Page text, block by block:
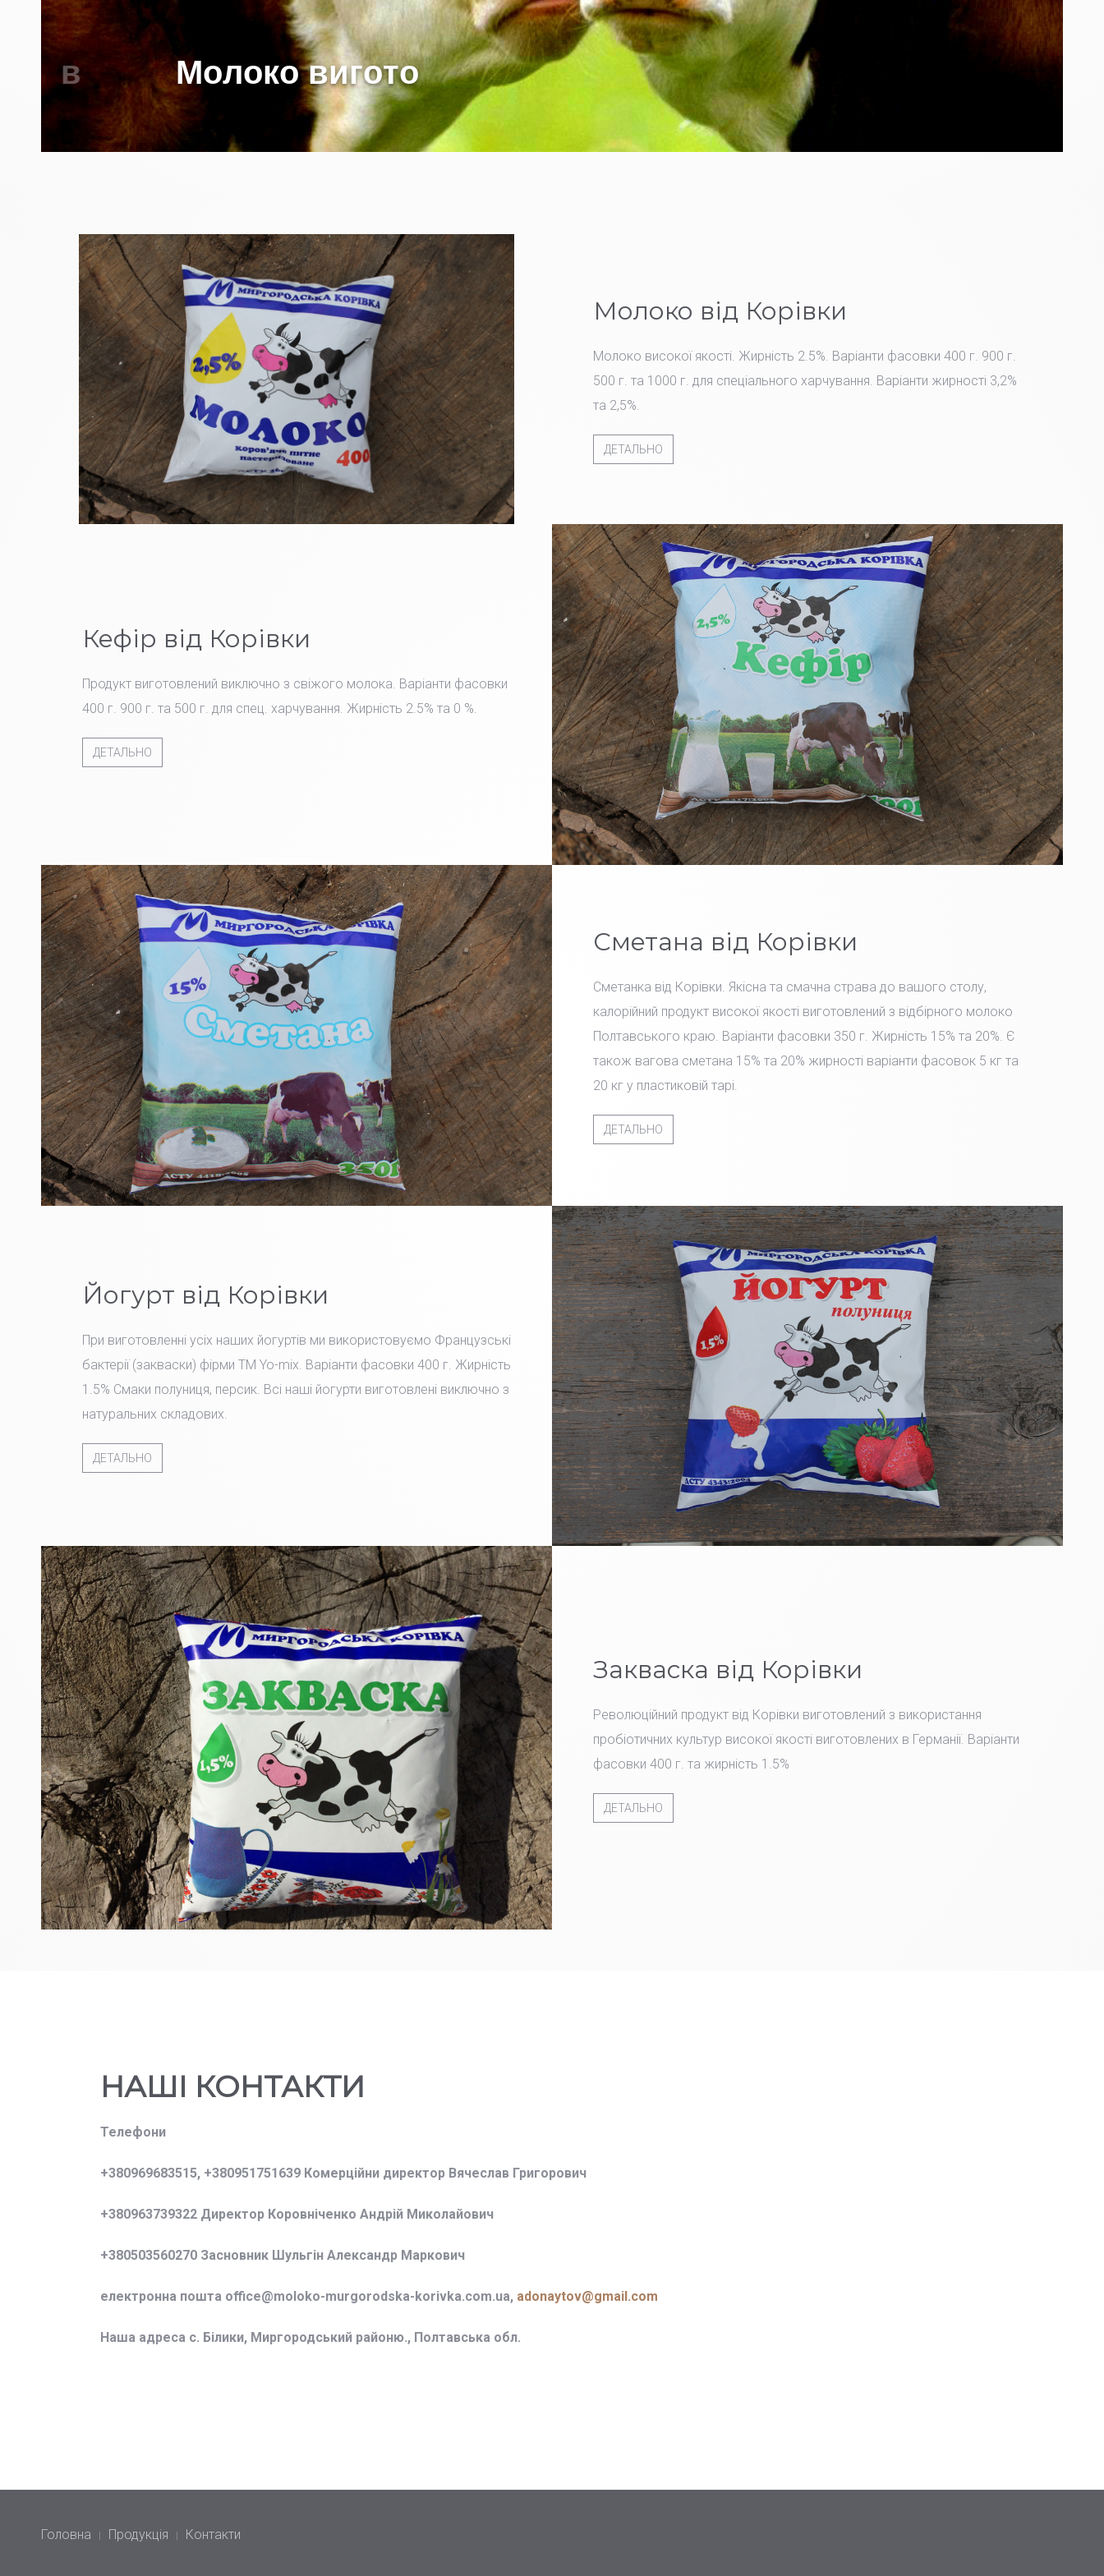
Молоко виготовлене з л ю ов`ю
Молоко від Корівки
Молоко високої якості. Жирність 2.5%. Варіанти фасовки 400 г. 900 г.
500 г. та 1000 г. для спеціального харчування. Варіанти жирності 3,2%
та 2,5%.
ДЕТАЛЬНО
Кефір від Корівки
Продукт виготовлений виключно з свіжого молока. Варіанти фасовки
400 г. 900 г. та 500 г. для спец. харчування. Жирність 2.5% та 0 %.
ДЕТАЛЬНО
Сметана від Корівки
Сметанка від Корівки. Якісна та смачна страва до вашого столу,
калорійний продукт високої якості виготовлений з відбірного молоко
Полтавського краю. Варіанти фасовки 350 г. Жирність 15% та 20%. Є
також вагова сметана 15% та 20% жирності варіанти фасовок 5 кг та
20 кг у пластиковій тарі.
ДЕТАЛЬНО
Йогурт від Корівки
При виготовленні усіх наших йогуртів ми використовуємо Французські
бактерії (закваски) фірми TM Yo-mix. Варіанти фасовки 400 г. Жирність
1.5% Смаки полуниця, персик. Всі наші йогурти виготовлені виключно з
натуральних складових.
ДЕТАЛЬНО
Закваска від Корівки
Революційний продукт від Корівки виготовлений з використання
пробіотичних культур високої якості виготовлених в Германії. Варіанти
фасовки 400 г. та жирність 1.5%
ДЕТАЛЬНО
НАШІ КОНТАКТИ
Телефони
+380969683515, +380951751639 Комерційни директор Вячеслав Григорович
+380963739322 Директор Коровніченко Андрій Миколайович
+380503560270 Засновник Шульгін Александр Маркович
електронна пошта office@moloko-murgorodska-korivka.com.ua, adonaytov@gmail.com
Наша адреса с. Білики, Миргородський районю., Полтавська обл.
Головна Продукція Контакти